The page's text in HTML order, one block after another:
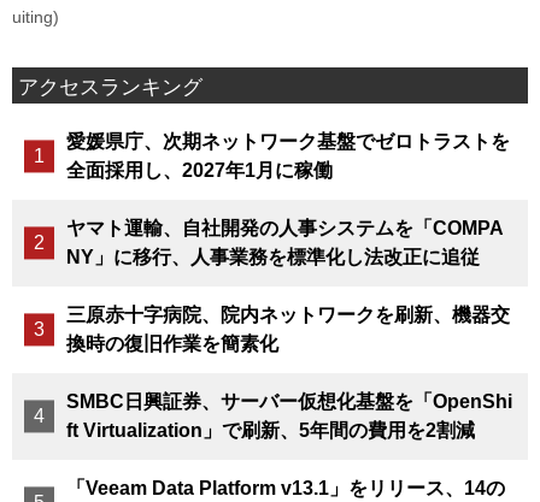
uiting)
アクセスランキング
愛媛県庁、次期ネットワーク基盤でゼロトラストを
全面採用し、2027年1月に稼働
ヤマト運輸、自社開発の人事システムを「COMPA
NY」に移行、人事業務を標準化し法改正に追従
三原赤十字病院、院内ネットワークを刷新、機器交
換時の復旧作業を簡素化
SMBC日興証券、サーバー仮想化基盤を「OpenShi
ft Virtualization」で刷新、5年間の費用を2割減
「Veeam Data Platform v13.1」をリリース、14の